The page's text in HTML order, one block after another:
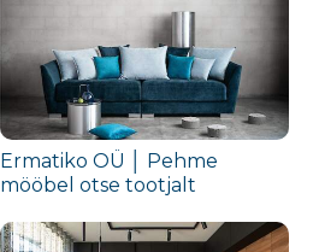
OpenStreetMap contributors
Ermatiko OÜ │ Pehme
mööbel otse tootjalt